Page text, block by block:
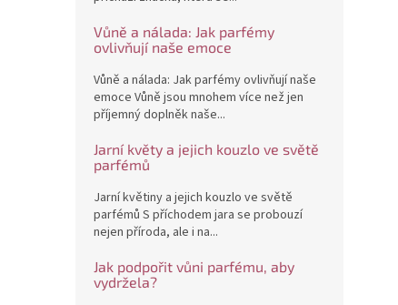
Vůně a nálada: Jak parfémy
ovlivňují naše emoce
Vůně a nálada: Jak parfémy ovlivňují naše
emoce Vůně jsou mnohem více než jen
příjemný doplněk naše...
Jarní květy a jejich kouzlo ve světě
parfémů
Jarní květiny a jejich kouzlo ve světě
parfémů S příchodem jara se probouzí
nejen příroda, ale i na...
Jak podpořit vůni parfému, aby
vydržela?